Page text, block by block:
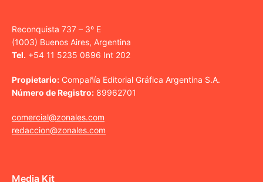
Reconquista 737 – 3º E
(1003) Buenos Aires, Argentina
Tel. +54 11 5235 0896 Int 202
Propietario: Compañía Editorial Gráfica Argentina S.A.
Número de Registro: 89962701
comercial@zonales.com
redaccion@zonales.com
Media Kit